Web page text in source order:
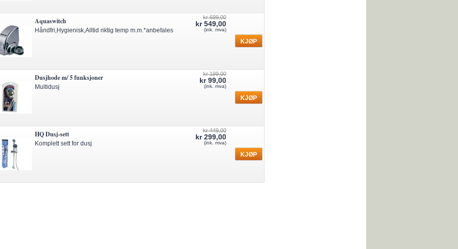
Aquaswitch
Håndfri,Hygienisk,Alltid riktig temp m.m.*anbefales
kr 699,00
kr 549,00
(ink. mva)
Dusjhode m/ 5 funksjoner
Multidusj
kr 199,00
kr 99,00
(ink. mva)
HQ Dusj-sett
Komplett sett for dusj
kr 449,00
kr 299,00
(ink. mva)